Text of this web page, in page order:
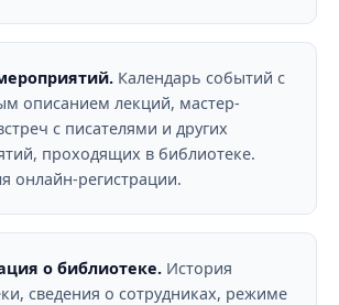
Календарь событий с
описанием лекций, мастер-
с писателями и других
проходящих в библиотеке.
онлайн-регистрации.
о библиотеке. История
сведения о сотрудниках, режиме